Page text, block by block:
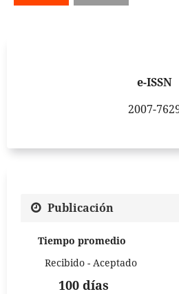
e-ISSN
2007-
Publicación
Tiempo promedio
Recibido - Aceptado
100 días